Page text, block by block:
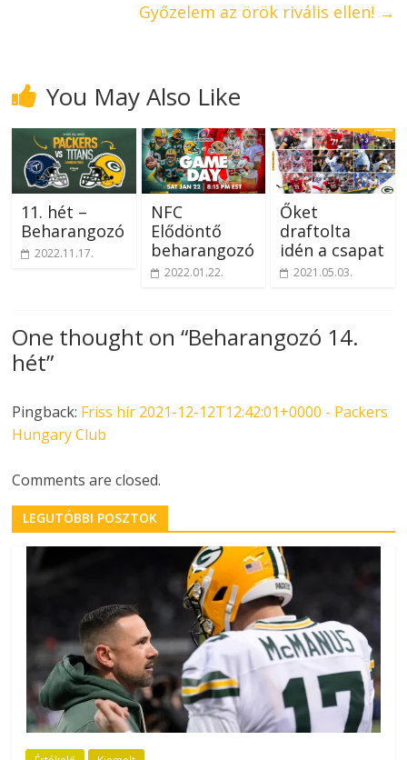
Győzelem az örök rivális ellen! →
You May Also Like
11. hét –
Beharangozó
2022.11.17.
NFC
Elődöntő
beharangozó
2022.01.22.
Őket
draftolta
idén a csapat
2021.05.03.
One thought on “Beharangozó 14.
hét”
Pingback: Friss hír 2021-12-12T12:42:01+0000 - Packers
Hungary Club
Comments are closed.
LEGUTÓBBI POSZTOK